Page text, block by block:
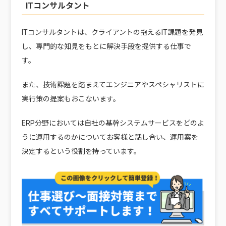
ITコンサルタント
ITコンサルタントは、クライアントの抱えるIT課題を発見
し、専門的な知見をもとに解決手段を提供する仕事で
す。
また、技術課題を踏まえてエンジニアやスペシャリストに
実行策の提案もおこないます。
ERP分野においては自社の基幹システムサービスをどのよ
うに運用するのかについてお客様と話し合い、運用案を
決定するという役割を持っています。